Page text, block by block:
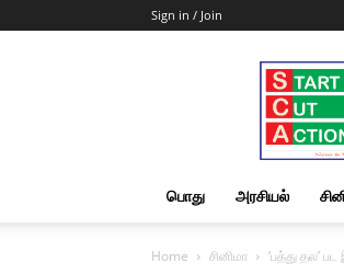
Sign in / Join
|
பொது அரசியல்
Home சினிமா ‘பத்து தல’